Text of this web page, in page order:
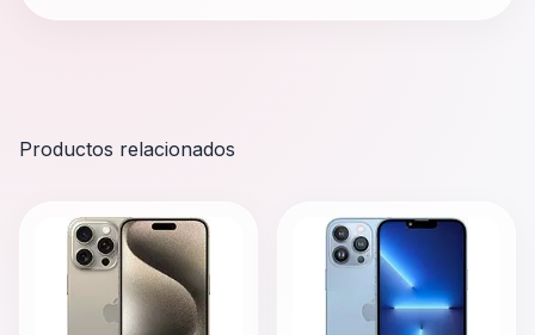
Productos relacionados